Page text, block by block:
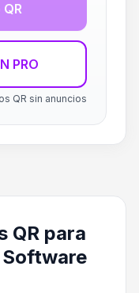
PRO
QR sin anuncios
QR para